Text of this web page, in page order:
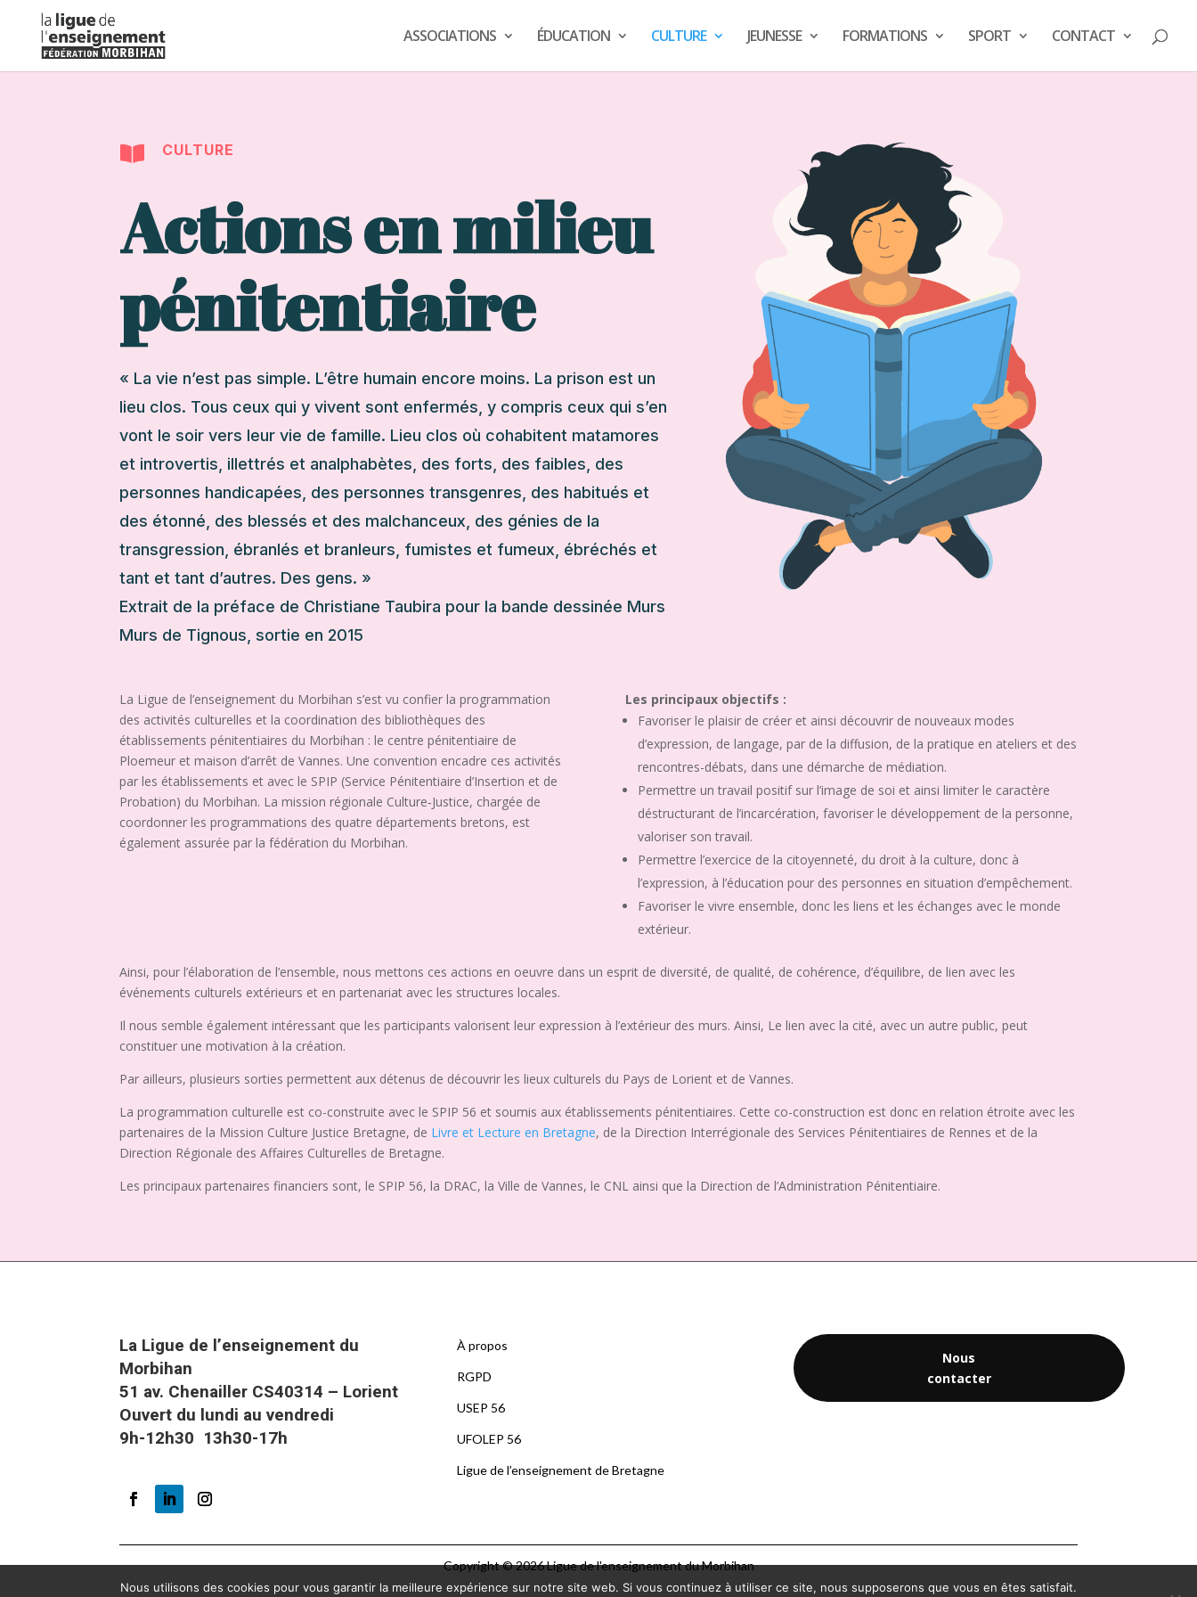
ASSOCIATIONS ÉDUCATION CULTURE JEUNESSE FORMATIONS SPORT CONTACT
 CULTURE
Actions en milieu
pénitentiaire
« La vie n’est pas simple. L’être humain encore moins. La prison est un
lieu clos. Tous ceux qui y vivent sont enfermés, y compris ceux qui s’en
vont le soir vers leur vie de famille. Lieu clos où cohabitent matamores
et introvertis, illettrés et analphabètes, des forts, des faibles, des
personnes handicapées, des personnes transgenres, des habitués et
des étonné, des blessés et des malchanceux, des génies de la
transgression, ébranlés et branleurs, fumistes et fumeux, ébréchés et
tant et tant d’autres. Des gens. »
Extrait de la préface de Christiane Taubira pour la bande dessinée Murs
Murs de Tignous, sortie en 2015
La Ligue de l’enseignement du Morbihan s’est vu confier la programmation
des activités culturelles et la coordination des bibliothèques des
établissements pénitentiaires du Morbihan : le centre pénitentiaire de
Ploemeur et maison d’arrêt de Vannes. Une convention encadre ces activités
par les établissements et avec le SPIP (Service Pénitentiaire d’Insertion et de
Probation) du Morbihan. La mission régionale Culture‐Justice, chargée de
coordonner les programmations des quatre départements bretons, est
également assurée par la fédération du Morbihan.
Les principaux objectifs :
Favoriser le plaisir de créer et ainsi découvrir de nouveaux modes
d’expression, de langage, par de la diffusion, de la pratique en ateliers et des
rencontres-débats, dans une démarche de médiation.
Permettre un travail positif sur l’image de soi et ainsi limiter le caractère
déstructurant de l’incarcération, favoriser le développement de la personne,
valoriser son travail.
Permettre l’exercice de la citoyenneté, du droit à la culture, donc à
l’expression, à l’éducation pour des personnes en situation d’empêchement.
Favoriser le vivre ensemble, donc les liens et les échanges avec le monde
extérieur.
Ainsi, pour l’élaboration de l’ensemble, nous mettons ces actions en oeuvre dans un esprit de diversité, de qualité, de cohérence, d’équilibre, de lien avec les
événements culturels extérieurs et en partenariat avec les structures locales.
Il nous semble également intéressant que les participants valorisent leur expression à l’extérieur des murs. Ainsi, Le lien avec la cité, avec un autre public, peut
constituer une motivation à la création.
Par ailleurs, plusieurs sorties permettent aux détenus de découvrir les lieux culturels du Pays de Lorient et de Vannes.
La programmation culturelle est co-construite avec le SPIP 56 et soumis aux établissements pénitentiaires. Cette co-construction est donc en relation étroite avec les
partenaires de la Mission Culture Justice Bretagne, de Livre et Lecture en Bretagne, de la Direction Interrégionale des Services Pénitentiaires de Rennes et de la
Direction Régionale des Affaires Culturelles de Bretagne.
Les principaux partenaires financiers sont, le SPIP 56, la DRAC, la Ville de Vannes, le CNL ainsi que la Direction de l’Administration Pénitentiaire.
La Ligue de l’enseignement du
Morbihan
51 av. Chenailler CS40314 – Lorient
Ouvert du lundi au vendredi
9h-12h30 13h30-17h
À propos
RGPD
USEP 56
UFOLEP 56
Ligue de l’enseignement de Bretagne
Nous
contacter
Copyright © 2026 Ligue de l'enseignement du Morbihan
Nous utilisons des cookies pour vous garantir la meilleure expérience sur notre site web. Si vous continuez à utiliser ce site, nous supposerons que vous en êtes satisfait.